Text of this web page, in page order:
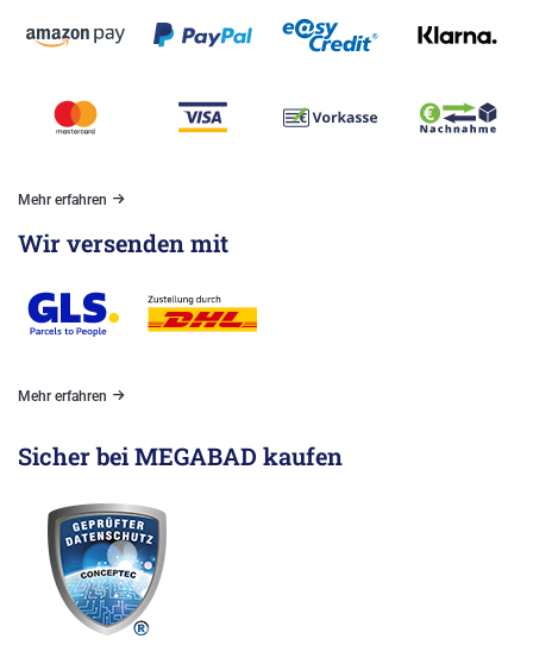
Mehr erfahren
Wir versenden mit
Mehr erfahren
Sicher bei MEGABAD kaufen